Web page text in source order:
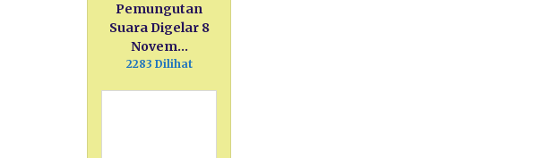
Pemungutan
Suara Digelar 8
Novem…
2283 Dilihat